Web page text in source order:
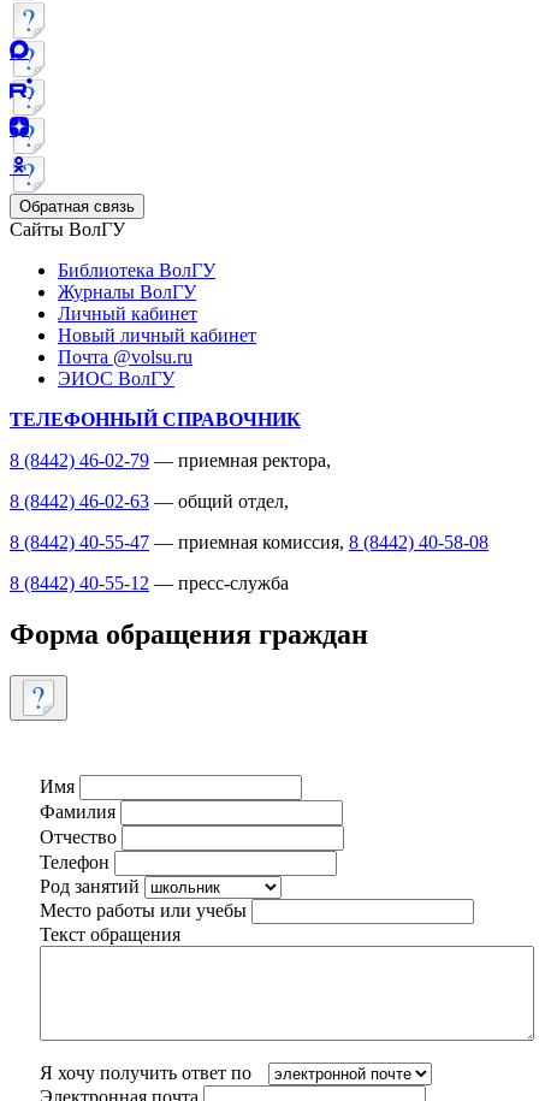
Обратная связь
Сайты ВолГУ
Библиотека ВолГУ
Журналы ВолГУ
Личный кабинет
Новый личный кабинет
Почта @volsu.ru
ЭИОС ВолГУ
ТЕЛЕФОННЫЙ СПРАВОЧНИК
8 (8442) 46-02-79 — приемная ректора,
8 (8442) 46-02-63 — общий отдел,
8 (8442) 40-55-47 — приемная комиссия, 8 (8442) 40-58-08
8 (8442) 40-55-12 — пресс-служба
Форма обращения граждан
Имя
Фамилия
Отчество
Телефон
Род занятий
Место работы или учебы
Текст обращения
Я хочу получить ответ по